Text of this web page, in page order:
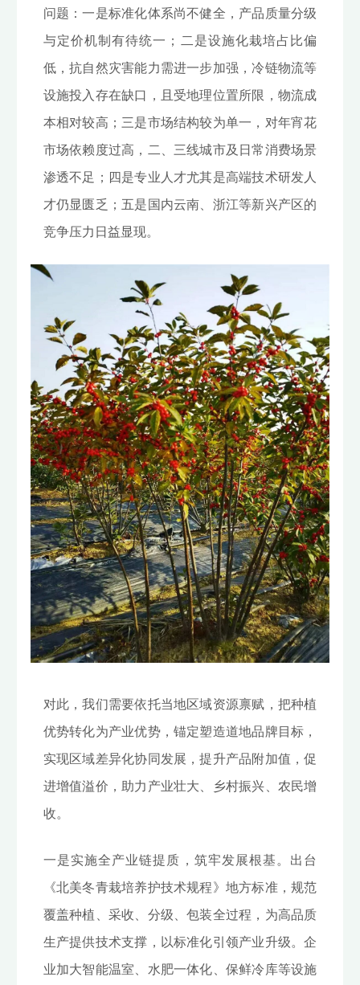
问题：一是标准化体系尚不健全，产品质量分级
与定价机制有待统一；二是设施化栽培占比偏
低，抗自然灾害能力需进一步加强，冷链物流等
设施投入存在缺口，且受地理位置所限，物流成
本相对较高；三是市场结构较为单一，对年宵花
市场依赖度过高，二、三线城市及日常消费场景
渗透不足；四是专业人才尤其是高端技术研发人
才仍显匮乏；五是国内云南、浙江等新兴产区的
竞争压力日益显现。
对此，我们需要依托当地区域资源禀赋，把种植
优势转化为产业优势，锚定塑造道地品牌目标，
实现区域差异化协同发展，提升产品附加值，促
进增值溢价，助力产业壮大、乡村振兴、农民增
收。
一是实施全产业链提质，筑牢发展根基。出台
《北美冬青栽培养护技术规程》地方标准，规范
覆盖种植、采收、分级、包装全过程，为高品质
生产提供技术支撑，以标准化引领产业升级。企
业加大智能温室、水肥一体化、保鲜冷库等设施